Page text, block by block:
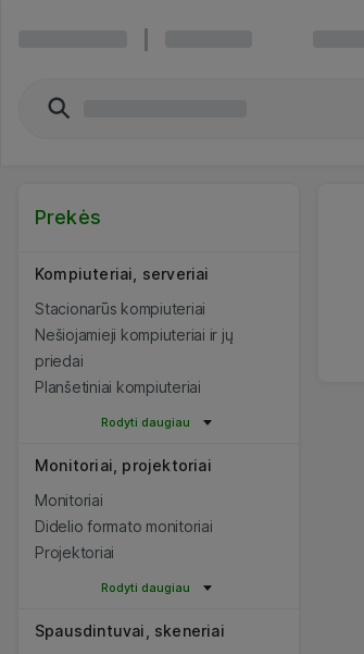
Prekės
Kompiuteriai, serveriai
Stacionarūs kompiuteriai
Nešiojamieji kompiuteriai ir jų
priedai
Planšetiniai kompiuteriai
Rodyti daugiau
Monitoriai, projektoriai
Monitoriai
Didelio formato monitoriai
Projektoriai
Rodyti daugiau
Spausdintuvai, skeneriai